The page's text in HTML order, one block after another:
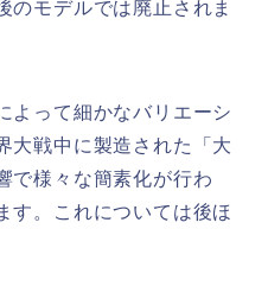
のモデルでは廃止されま
よって細かなバリエーシ
大戦中に製造された「大
で様々な簡素化が行わ
す。これについては後ほ